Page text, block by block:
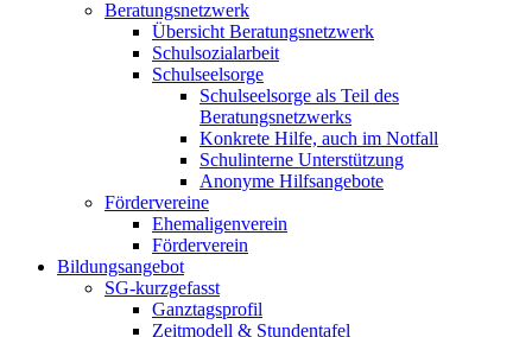
Beratungsnetzwerk
Übersicht Beratungsnetzwerk
Schulsozialarbeit
Schulseelsorge
Schulseelsorge als Teil des
Beratungsnetzwerks
Konkrete Hilfe, auch im Notfall
Schulinterne Unterstützung
Anonyme Hilfsangebote
Fördervereine
Ehemaligenverein
Förderverein
Bildungsangebot
SG-kurzgefasst
Ganztagsprofil
Zeitmodell & Stundentafel